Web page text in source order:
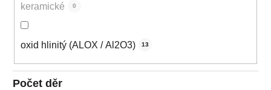
keramické 0
oxid hlinitý (ALOX / Al2O3) 13
Počet děr